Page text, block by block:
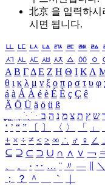
北京 을 입력하시
시면 됩니다.
ㅥ ㅦ ㅧ ㅨ ㅩ ㅪ ㅫ ㅬ
ㅺ ㅻ ㅼ ㅽ ㅾ ㅿ ㆀ ㆁ
Α Β ΓΔ Ε Ζ Η Θ Ι ΚΛ
θ ι κ λ μ ν ξ ο π ρ σ τ υ φ
á à Á À é è É È ç Ç ê
Ä Ö Ü ä ö ü ß
ִֶֹ ֻּ ׁׂ ש ץ ת צ מ נ ה ב
‘ ’ “ ” 〔 〕 〈 〉 「 」
± × ÷ ≠ ≤ ≥ ∞ ∴ ♂ ♀ ∠
⊆ ⊇ ⊂ ⊃ ∪ ∩ ∧ ∨ ￢
、
。 · ‥ … ¨ 〃 ― ＼
；
？ ＾ ｀